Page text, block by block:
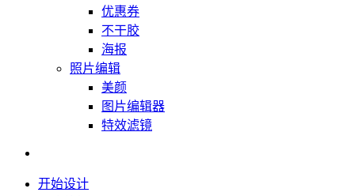
优惠券
不干胶
海报
照片编辑
美颜
图片编辑器
特效滤镜
开始设计